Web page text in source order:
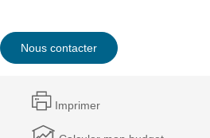
Nous contacter
Imprimer